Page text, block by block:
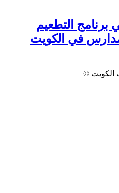
برنامج التطعيم
في الكويت
الكويت ©